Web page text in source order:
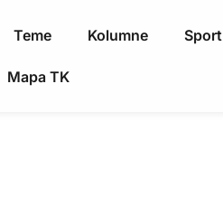
Teme Kolumne Sport
Mapa TK